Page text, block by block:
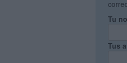
Tu
Tus